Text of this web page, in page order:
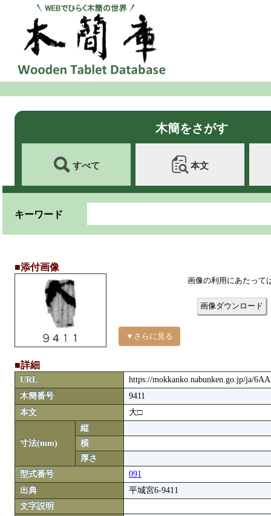
木簡をさがす
すべて 本文
キーワード
■添付画像
▼さらに見る
画像の利用にあたって
画像ダウンロード
■詳細
URL
https://mokkanko.nabunken.go.jp/ja/
木簡番号
9411
本文
大□
寸法(mm)
縦
横
厚さ
型式番号
091
出典
平城宮6-9411
文字説明